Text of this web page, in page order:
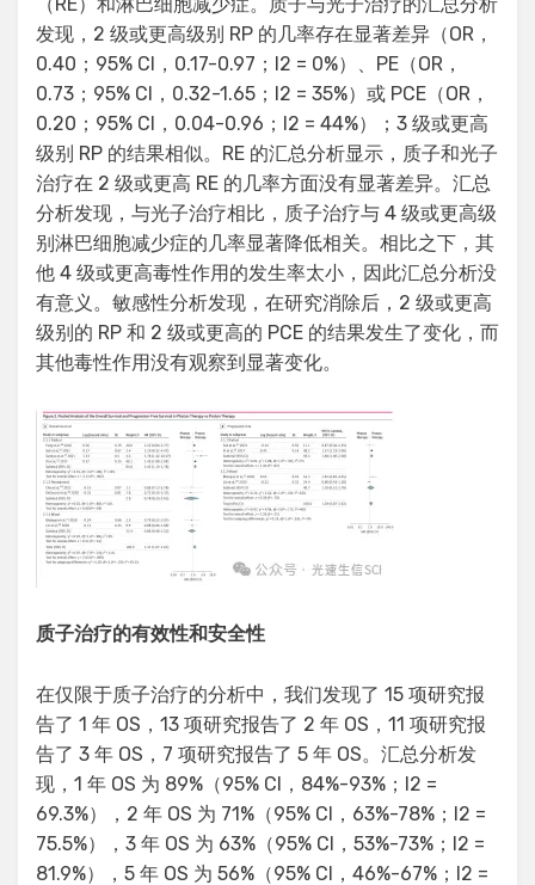
发现，2 级或更高级别 RP 的几率存在显著差异（OR，
0.40；95% CI，0.17-0.97；I2 = 0%）、PE（OR，
0.73；95% CI，0.32-1.65；I2 = 35%）或 PCE（OR，
0.20；95% CI，0.04-0.96；I2 = 44%）；3 级或更高
级别 RP 的结果相似。RE 的汇总分析显示，质子和光子
治疗在 2 级或更高 RE 的几率方面没有显著差异。汇总
分析发现，与光子治疗相比，质子治疗与 4 级或更高级
别淋巴细胞减少症的几率显著降低相关。相比之下，其
他 4 级或更高毒性作用的发生率太小，因此汇总分析没
有意义。敏感性分析发现，在研究消除后，2 级或更高
级别的 RP 和 2 级或更高的 PCE 的结果发生了变化，而
其他毒性作用没有观察到显著变化。
质子治疗的有效性和安全性
在仅限于质子治疗的分析中，我们发现了 15 项研究报
告了 1 年 OS，13 项研究报告了 2 年 OS，11 项研究报
告了 3 年 OS，7 项研究报告了 5 年 OS。汇总分析发
现，1 年 OS 为 89%（95% CI，84%-93%；I2 =
69.3%），2 年 OS 为 71%（95% CI，63%-78%；I2 =
75.5%），3 年 OS 为 63%（95% CI，53%-73%；I2 =
81.9%），5 年 OS 为 56%（95% CI，46%-67%；I2 =